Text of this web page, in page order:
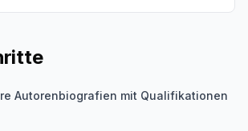
Autorenbiografien mit Qualifikationen